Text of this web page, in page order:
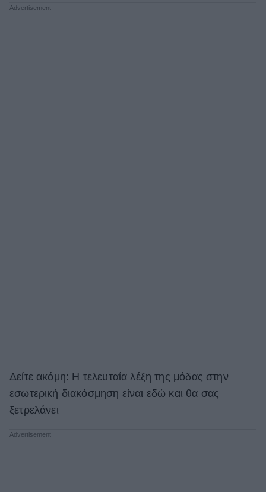
Δείτε ακόμη: H τελευταία λέξη της μόδας στην
εσωτερική διακόσμηση είναι εδώ και θα σας
ξετρελάνει